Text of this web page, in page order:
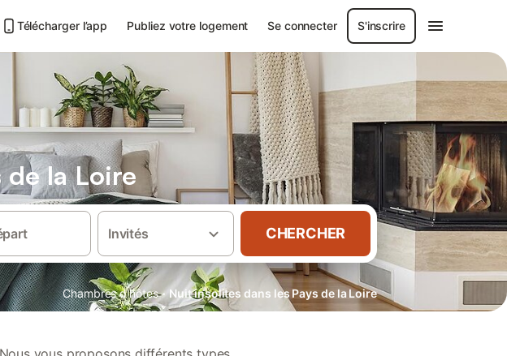
Télécharger l’app Publiez votre logement Se connecter S'inscrire
de la Loire
Invités CHERCHER
Chambres d'hôtes · Nuit insolites dans les Pays de la Loire